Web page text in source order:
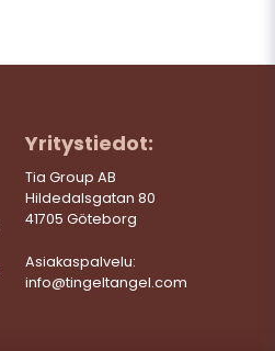
Yritystiedot:
Tia Group AB
Hildedalsgatan 80
41705 Göteborg
Asiakaspalvelu:
info@tingeltangel.com